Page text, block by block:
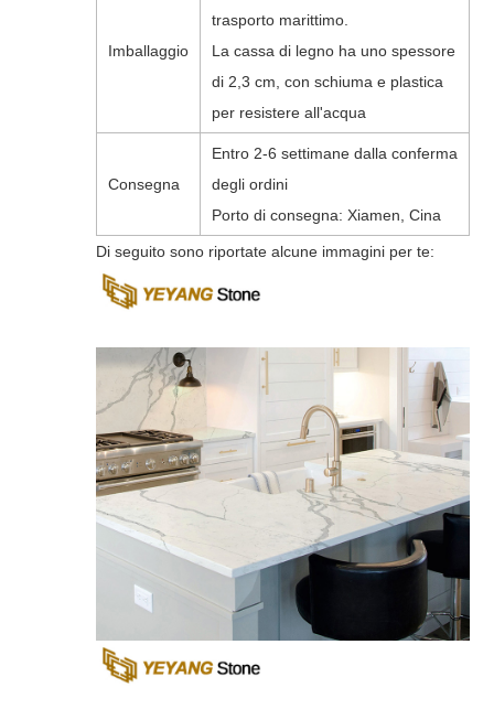
Imballaggio
trasporto marittimo.
La cassa di legno ha uno spessore
di 2,3 cm, con schiuma e plastica
per resistere all'acqua
Consegna
Entro 2-6 settimane dalla conferma
degli ordini
Porto di consegna: Xiamen, Cina
Di seguito sono riportate alcune immagini per te: